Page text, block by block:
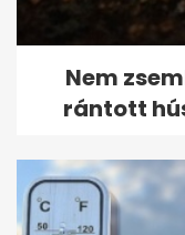
Nem
rántott